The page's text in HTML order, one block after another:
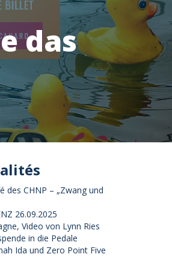
das
des CHNP – „Zwang und
26.09.2025
Video von Lynn Ries
in die Pedale
Ida und Zero Point Five